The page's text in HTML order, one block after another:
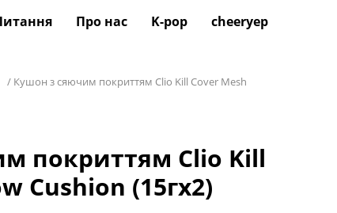
Про нас K-pop cheeryep
/ Кушон з сяючим покриттям Clio Kill Cover Mesh
покриттям Clio Kill
Cushion (15гх2)